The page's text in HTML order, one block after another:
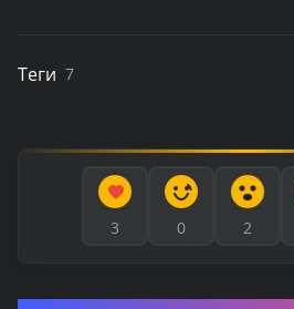
Теги 7
3 0 2